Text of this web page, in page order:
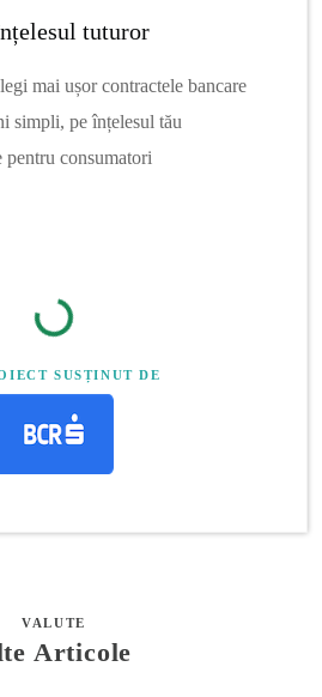
tuturor
mai ușor contractele bancare
simpli, pe înțelesul tău
consumatori
SUSȚINUT DE
VALUTE
Articole